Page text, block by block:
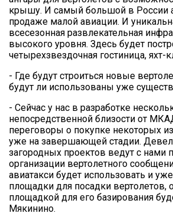
крышу. И самый большой в России
продаже малой авиации. И
всесезонная развлекательная
высокого уровня. Здесь будет
четырехзвездочная гостиница, яхт-
- Где будут строиться новые
будут ли использованы уже
- Сейчас у нас в разработке
непосредственной близости от
переговоры о покупке некоторых из
уже на завершающей стадии.
загородных проектов ведут с нами
организации вертолетного
авиатакси будет использовать и
площадки для посадки вертолетов,
площадкой для его базирования
Мякинино.